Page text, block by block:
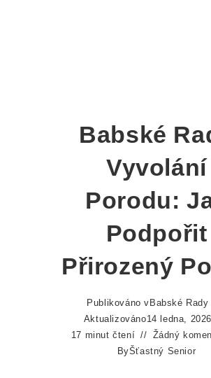
Babské
Vyvolání
Porodu:
Podpořit
Přirozený
Publikováno v Babské Rady
Aktualizováno14 ledna, 2026
17 minut čtení
Žádný
ByŠťastný Senior